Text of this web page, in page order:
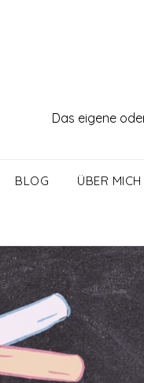
Das eigene
BLOG ÜBER MICH